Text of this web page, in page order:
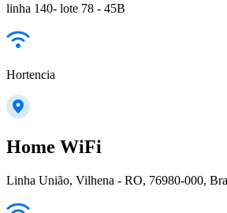
linha 140- lote 78 - 45B
Hortencia
Home WiFi
Linha União, Vilhena - RO, 76980-000,